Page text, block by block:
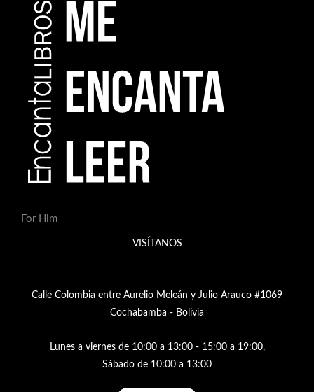
For Him
VISÍTANOS
Calle Colombia entre Aurelio Meleán y Julio Arauco #1069
Cochabamba - Bolivia
Lunes a viernes de 10:00 a 13:00 - 15:00 a 19:00,
Sábado de 10:00 a 13:00